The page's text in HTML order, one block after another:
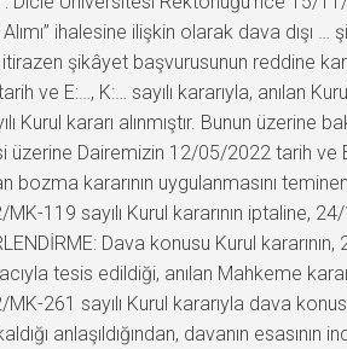
ihalesine ilişkin olarak dava
itirazen şikâyet başvurusunun reddine
ve E:…, K:… sayılı kararıyla, anılan
Kurul kararı alınmıştır. Bunun üzerine
Dairemizin 12/05/2022 tarih ve
bozma kararının uygulanmasını
119 sayılı Kurul kararının iptaline,
Dava konusu Kurul
tesis edildiği, anılan Mahkeme
261 sayılı Kurul kararıyla dava
anlaşıldığından, davanın